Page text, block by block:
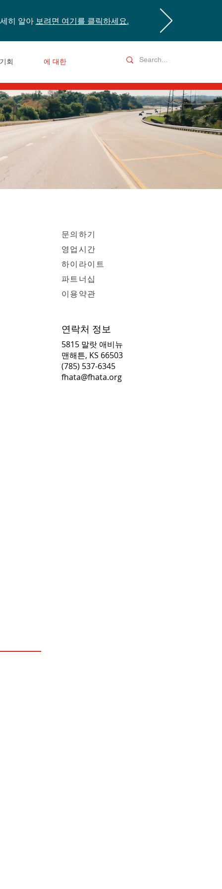
히 알아 보려면 여기를 클릭하세요.
기회 에 대한
문의하기
영업시간
하이라이트
파트너십
이용약관
연락처 정보
5815 말랏 애비뉴
맨해튼, KS 66503
(785) 537-6345
fhata@fhata.org